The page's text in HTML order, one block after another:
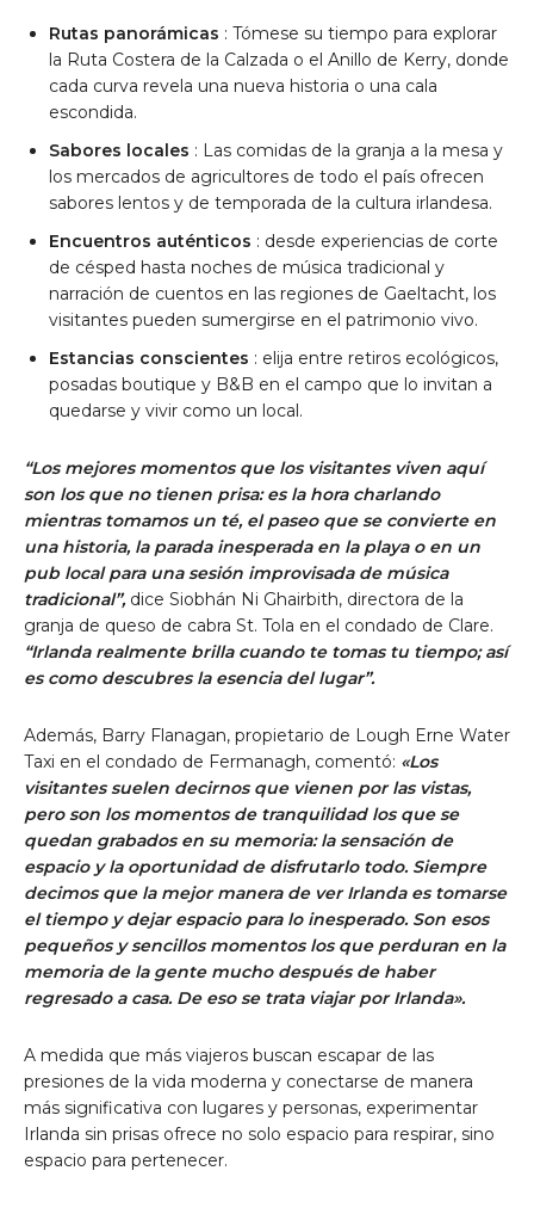
Rutas panorámicas : Tómese su tiempo para explorar
la Ruta Costera de la Calzada o el Anillo de Kerry, donde
cada curva revela una nueva historia o una cala
escondida.
Sabores locales : Las comidas de la granja a la mesa y
los mercados de agricultores de todo el país ofrecen
sabores lentos y de temporada de la cultura irlandesa.
Encuentros auténticos : desde experiencias de corte
de césped hasta noches de música tradicional y
narración de cuentos en las regiones de Gaeltacht, los
visitantes pueden sumergirse en el patrimonio vivo.
Estancias conscientes : elija entre retiros ecológicos,
posadas boutique y B&B en el campo que lo invitan a
quedarse y vivir como un local.
“Los mejores momentos que los visitantes viven aquí
son los que no tienen prisa: es la hora charlando
mientras tomamos un té, el paseo que se convierte en
una historia, la parada inesperada en la playa o en un
pub local para una sesión improvisada de música
tradicional”,dice Siobhán Ni Ghairbith, directora de la
granja de queso de cabra St. Tola en el condado de Clare.
“Irlanda realmente brilla cuando te tomas tu tiempo; así
es como descubres la esencia del lugar”.
Además, Barry Flanagan, propietario de Lough Erne Water
Taxi en el condado de Fermanagh, comentó: «Los
visitantes suelen decirnos que vienen por las vistas,
pero son los momentos de tranquilidad los que se
quedan grabados en su memoria: la sensación de
espacio y la oportunidad de disfrutarlo todo. Siempre
decimos que la mejor manera de ver Irlanda es tomarse
el tiempo y dejar espacio para lo inesperado. Son esos
pequeños y sencillos momentos los que perduran en la
memoria de la gente mucho después de haber
regresado a casa. De eso se trata viajar por Irlanda».
A medida que más viajeros buscan escapar de las
presiones de la vida moderna y conectarse de manera
más significativa con lugares y personas, experimentar
Irlanda sin prisas ofrece no solo espacio para respirar, sino
espacio para pertenecer.